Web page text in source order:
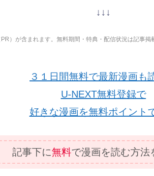
↓↓↓
）が含まれます。無料期間・特典・配信状況は記事
３１日間無料で最新漫画も
U-NEXT無料登録で
好きな漫画を無料ポイント
記事下に無料で漫画を読む方法